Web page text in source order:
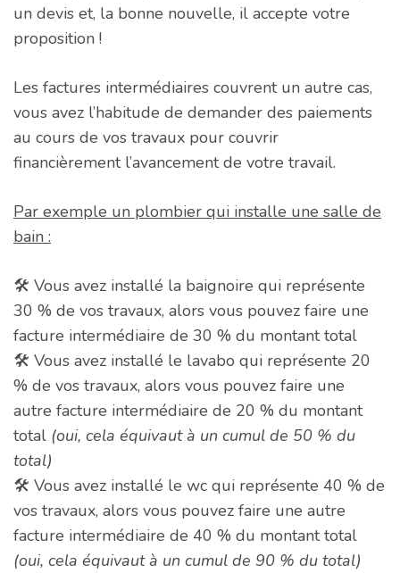
un devis et, la bonne nouvelle, il accepte votre
proposition !
Les factures intermédiaires couvrent un autre cas,
vous avez l’habitude de demander des paiements
au cours de vos travaux pour couvrir
financièrement l’avancement de votre travail.
Par exemple un plombier qui installe une salle de
bain :
🛠️ Vous avez installé la baignoire qui représente
30 % de vos travaux, alors vous pouvez faire une
facture intermédiaire de 30 % du montant total
🛠️ Vous avez installé le lavabo qui représente 20
% de vos travaux, alors vous pouvez faire une
autre facture intermédiaire de 20 % du montant
total (oui, cela équivaut à un cumul de 50 % du
total)
🛠️ Vous avez installé le wc qui représente 40 % de
vos travaux, alors vous pouvez faire une autre
facture intermédiaire de 40 % du montant total
(oui, cela équivaut à un cumul de 90 % du total)